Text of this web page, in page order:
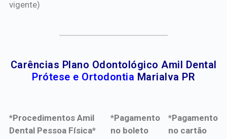
vigente)
Carências Plano Odontológico Amil Dental
Prótese e Ortodontia Marialva PR
*Procedimentos Amil
Dental Pessoa Física*
*Pagamento
no boleto
*Pagamento
no cartão